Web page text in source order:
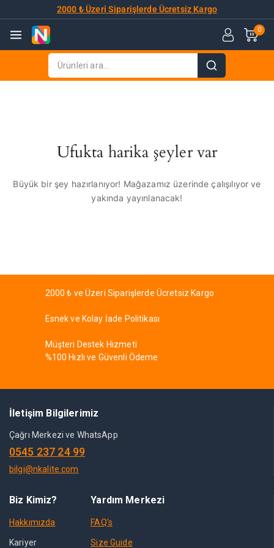
2000 ₺ Üzeri Siparişlerde Ücretsiz Kargo
0
Ufukta harika şeyler var
Büyük bir şey hazırlanıyor! Mağazamız üzerinde çalışılıyor ve
yakında yayınlanacak!
2000 ₺ ve Üzeri Siparişlerde Ücretsiz Kargo
Esnek ve Kolay İade Politikası
Müşteri Destek Hizmeti
%100 Hızlı ve Güvenli Ödeme
İletişim Bilgilerimiz
Çağrı Merkezi ve WhatsApp
0545 237 24 99
bilgi@nkalite.com
Biz Kimiz?
Hakkımızda
Kariyer
Yardım Merkezi
FAQ's
Size Guide